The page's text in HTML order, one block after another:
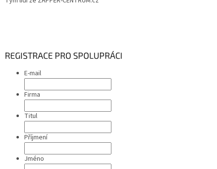
REGISTRACE PRO SPOLUPRÁCI
E-mail
Firma
Titul
Příjmení
Jméno